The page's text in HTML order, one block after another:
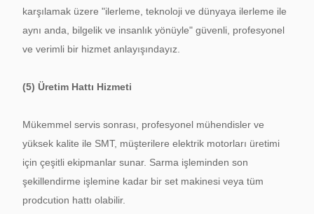
karşılamak üzere "ilerleme, teknoloji ve dünyaya ilerleme ile
aynı anda, bilgelik ve insanlık yönüyle" güvenli, profesyonel
ve verimli bir hizmet anlayışındayız.
(5) Üretim Hattı Hizmeti
Mükemmel servis sonrası, profesyonel mühendisler ve
yüksek kalite ile SMT, müşterilere elektrik motorları üretimi
için çeşitli ekipmanlar sunar. Sarma işleminden son
şekillendirme işlemine kadar bir set makinesi veya tüm
prodcution hattı olabilir.